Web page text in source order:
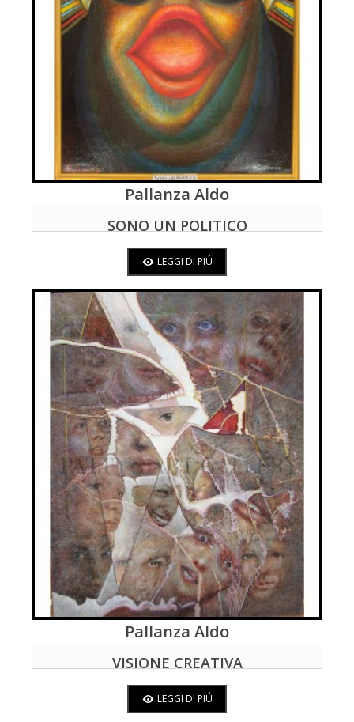
LEGGI DI PIÚ
Pallanza Aldo
SONO UN POLITICO
LEGGI DI PIÚ
LEGGI DI PIÚ
Pallanza Aldo
VISIONE CREATIVA
LEGGI DI PIÚ